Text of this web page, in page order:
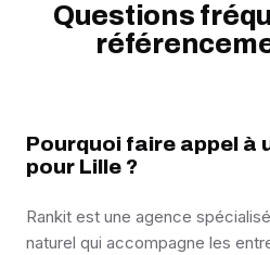
Questions
Pourquoi faire appel à
pour Lille ?
Rankit est une agence
naturel qui accompagne les